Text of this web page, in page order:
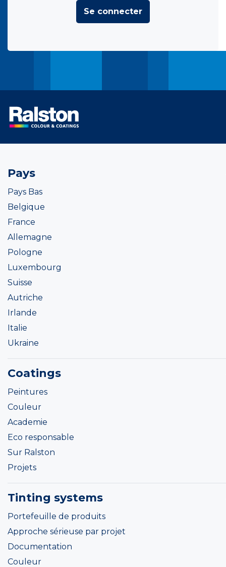
Se connecter
Pays
Pays Bas
Belgique
France
Allemagne
Pologne
Luxembourg
Suisse
Autriche
Irlande
Italie
Ukraine
Coatings
Peintures
Couleur
Academie
Eco responsable
Sur Ralston
Projets
Tinting systems
Portefeuille de produits
Approche sérieuse par projet
Documentation
Couleur